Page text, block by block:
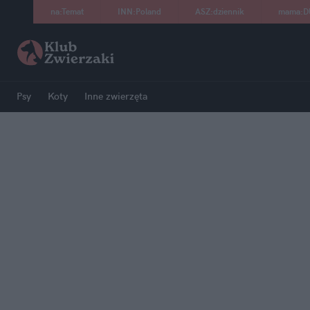
na:Temat INN :Poland ASZ:dziennik mama:
Psy Koty Inne zwierzęta